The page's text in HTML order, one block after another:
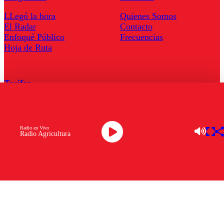
Radio Agricultura
Radio en Vivo
LLegó la hora
El Radar
Enfoqué Público
Hoja de Ruta
Quienes Somos
Contacto
Frecuencias
Tarifas
Descarga la APP